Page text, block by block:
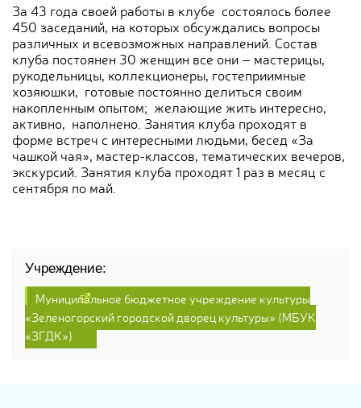
За 43 года своей работы в клубе состоялось более
450 заседаний, на которых обсуждались вопросы
различных и всевозможных направлений. Состав
клуба постоянен 30 женщин все они – мастерицы,
рукодельницы, коллекционеры, гостеприимные
хозяюшки, готовые постоянно делиться своим
накопленным опытом; желающие жить интересно,
активно, наполнено. Занятия клуба проходят в
форме встреч с интересными людьми, бесед «За
чашкой чая», мастер-классов, тематических вечеров,
экскурсий. Занятия клуба проходят 1 раз в месяц с
сентября по май.
Учреждение:
Муниципальное бюджетное учреждение культуры
«Зеленогорский городской дворец культуры» (МБУК
«ЗГДК»)